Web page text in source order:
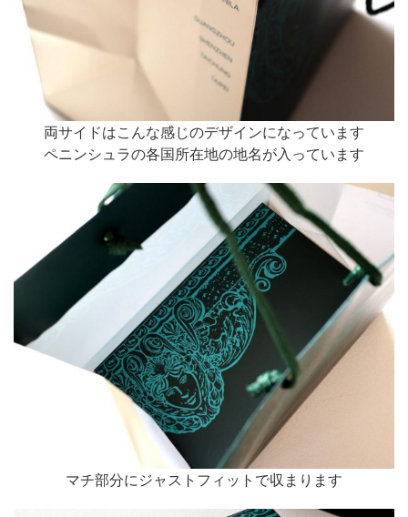
両サイドはこんな感じのデザインになっています
ペニンシュラの各国所在地の地名が入っています
マチ部分にジャストフィットで収まります